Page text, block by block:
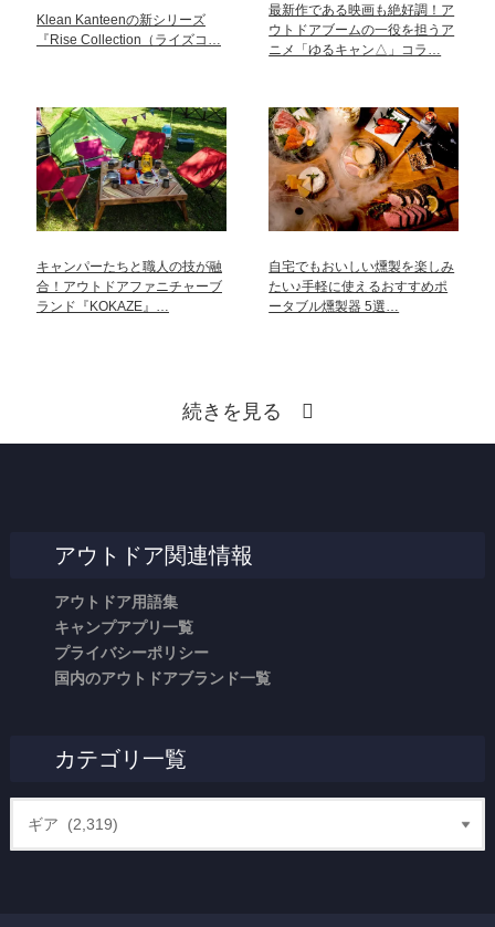
Klean Kanteenの新シリーズ
『Rise Collection（ライズコ…
最新作である映画も絶好調！ア
ウトドアブームの一役を担うア
ニメ「ゆるキャン△」コラ…
キャンパーたちと職人の技が融
合！アウトドアファニチャーブ
ランド『KOKAZE』…
自宅でもおいしい燻製を楽しみ
たい♪手軽に使えるおすすめポ
ータブル燻製器 5選…
続きを見る
アウトドア関連情報
アウトドア用語集
キャンプアプリ一覧
プライバシーポリシー
国内のアウトドアブランド一覧
カテゴリ一覧